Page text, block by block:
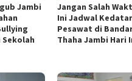
Jambi
Sekolah
Jangan Salah
Ini Jadwal
Pesawat di
Thaha Jambi Hari